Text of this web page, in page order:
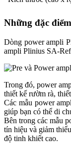
Những đặc
Dòng power ampli
ampli Plinius SA-
Trong đó, power
thiết kế rườm rà,
Các mẫu power
giúp bạn có thể di
Bên trong các mẫu
tín hiệu và giảm
độ tinh khiết cao.